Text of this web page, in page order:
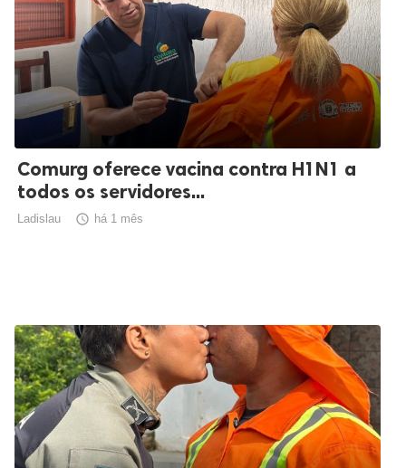
Comurg oferece vacina contra H1N1 a
todos os servidores...
Ladislau  há 1 mês